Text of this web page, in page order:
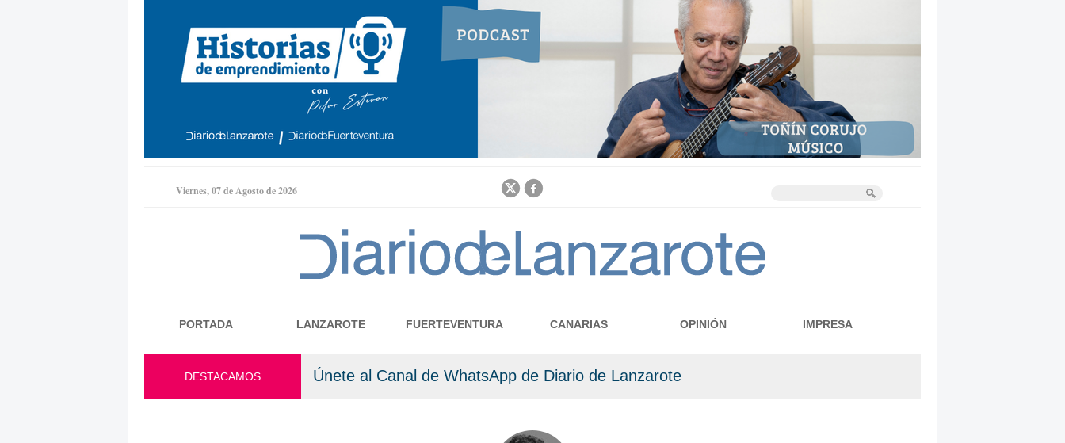
Jump to navigation
Viernes, 07 de Agosto de 2026
DESTACAMOS Únete al Canal de WhatsApp de Diario de Lanzarote
PORTADA LANZAROTE FUERTEVENTURA CANARIAS OPINIÓN IMPRESA